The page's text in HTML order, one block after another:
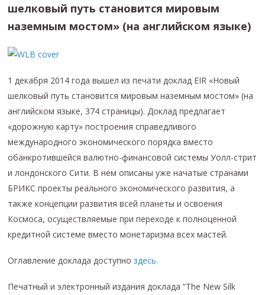
шелковый путь становится мировым
наземным мостом» (на английском языке)
1 декабря 2014 года вышел из печати доклад EIR «Новый
шелковый путь становится мировым наземным мостом» (на
английском языке, 374 страницы). Доклад предлагает
«дорожную карту» построения справедливого
международного экономического порядка вместо
обанкротившейся валютно-финансовой системы Уолл-стрит
и лондонского Сити. В нем описаны уже начатые странами
БРИКС проекты реального экономического развития, а
также концепции развития всей планеты и освоения
Космоса, осуществляемые при переходе к полноценной
кредитной системе вместо монетаризма всех мастей.
Оглавление доклада доступноздесь.
Печатный и электронный издания доклада “The New Silk